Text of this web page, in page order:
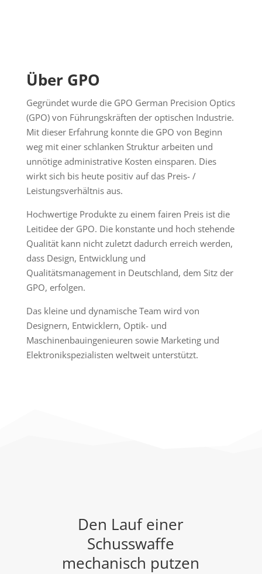
Über GPO
Gegründet wurde die GPO German Precision Optics
(GPO) von Führungskräften der optischen Industrie.
Mit dieser Erfahrung konnte die GPO von Beginn
weg mit einer schlanken Struktur arbeiten und
unnötige administrative Kosten einsparen. Dies
wirkt sich bis heute positiv auf das Preis- /
Leistungsverhältnis aus.
Hochwertige Produkte zu einem fairen Preis ist die
Leitidee der GPO. Die konstante und hoch stehende
Qualität kann nicht zuletzt dadurch erreich werden,
dass Design, Entwicklung und
Qualitätsmanagement in Deutschland, dem Sitz der
GPO, erfolgen.
Das kleine und dynamische Team wird von
Designern, Entwicklern, Optik- und
Maschinenbauingenieuren sowie Marketing und
Elektronikspezialisten weltweit unterstützt.
Den Lauf einer
Schusswaffe
mechanisch putzen